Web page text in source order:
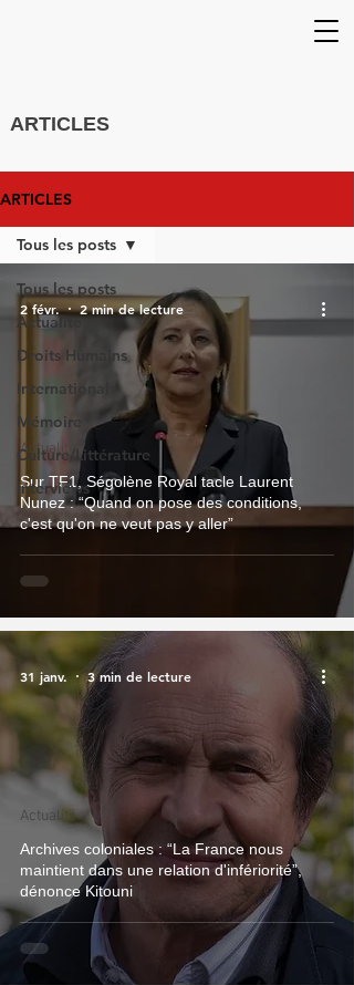
ARTICLES
ARTICLES
Tous les posts
Actualité
Droits Humains
International
Mémoire
Culture/Littérature
Interviews
Tous les posts
Sur TF1, Ségolène Royal tacle Laurent
Nunez : “Quand on pose des conditions,
c'est qu'on ne veut pas y aller”
Actualité
2 févr. 2 min de lecture
Archives coloniales : “La France nous
maintient dans une relation d'infériorité”,
dénonce Kitouni
Actualité
31 janv. 3 min de lecture